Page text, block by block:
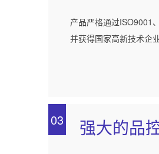
产品严格通过ISO9001
并获得国家高新技术企业
03 强大的品